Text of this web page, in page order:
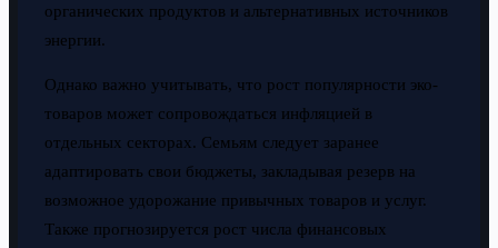
органических продуктов и альтернативных источников
энергии.
Однако важно учитывать, что рост популярности эко-
товаров может сопровождаться инфляцией в
отдельных секторах. Семьям следует заранее
адаптировать свои бюджеты, закладывая резерв на
возможное удорожание привычных товаров и услуг.
Также прогнозируется рост числа финансовых